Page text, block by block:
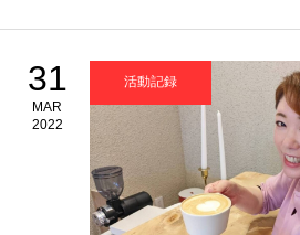
31
MAR
2022
活動記録